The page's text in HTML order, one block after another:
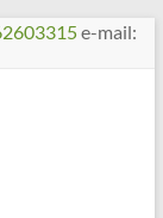
e-mail: